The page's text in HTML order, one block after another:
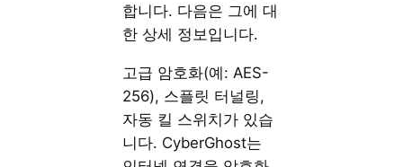
합니다. 다음은 그에 대
한 상세 정보입니다.
고급 암호화(예: AES-
256), 스플릿 터널링,
자동 킬 스위치가 있습
니다. CyberGhost는